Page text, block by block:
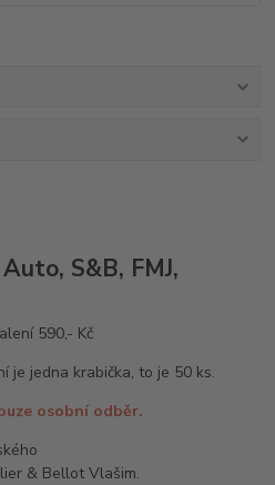
S&B, FMJ,
590,- Kč
je jedna krabička, to je 50 ks.
osobní odběr.
& Bellot Vlašim.